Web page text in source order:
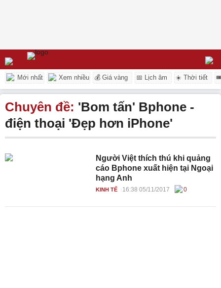
Mới nhất Xem nhiều 💰 Giá vàng 📅 Lịch âm ☀️ Thời tiết
Chuyên đề: 'Bom tấn' Bphone -
điện thoại 'Đẹp hơn iPhone'
Người Việt thích thú khi quảng
cáo Bphone xuất hiện tại Ngoại
hạng Anh
KINH TẾ 16:38 05/11/2017 0